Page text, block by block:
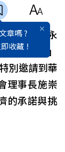
章嗎 ?
收藏 !
邁向新永
續未來」
別邀請到華
理事長施崇
的承諾與挑